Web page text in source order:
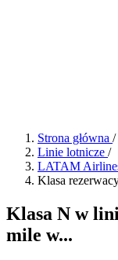
Strona główna /
Linie lotnicze /
LATAM
Klasa
Klasa N w
mile w...